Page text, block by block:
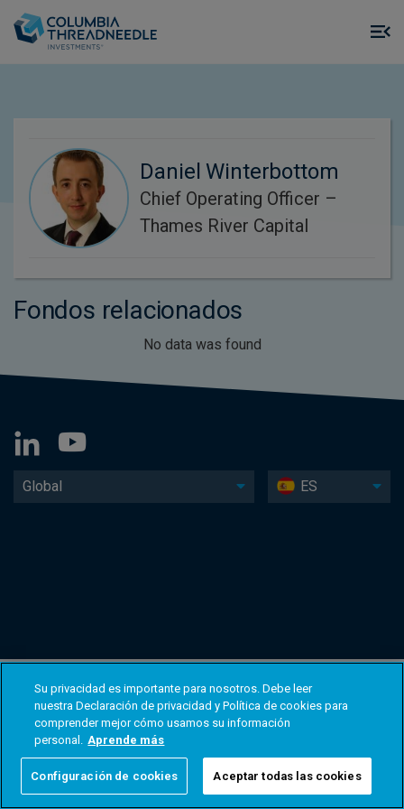
Daniel Winterbottom
Chief Operating Officer –
Thames River Capital
Fondos relacionados
No data was found
Global ES
Su privacidad es importante para nosotros. Debe leer
nuestra Declaración de privacidad y Política de cookies para
comprender mejor cómo usamos su información
personal. Aprende más
Configuración de cookies Aceptar todas las cookies